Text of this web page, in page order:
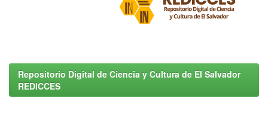
Repositorio Digital de Ciencia y Cultura de El Salvador
REDICCES